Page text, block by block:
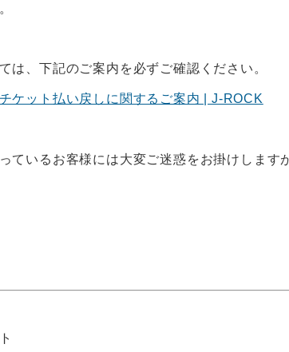
は、下記のご案内を必ずご確認ください。
ケット払い戻しに関するご案内 | J-ROCK
ているお客様には大変ご迷惑をお掛けします